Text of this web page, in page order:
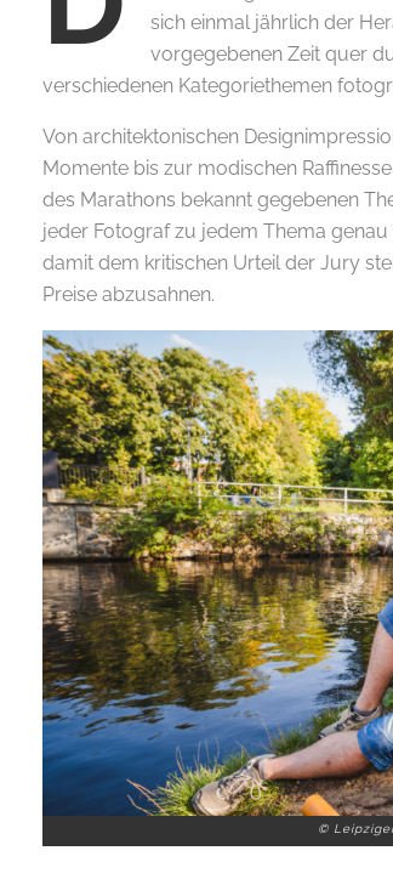
sich einmal jährlich der
vorgegebenen Zeit quer
verschiedenen Kategoriethemen
Von architektonischen
Momente bis zur modischen
des Marathons bekannt gegebenen
jeder Fotograf zu jedem Thema
damit dem kritischen Urteil der Jury
Preise abzusahnen.
©